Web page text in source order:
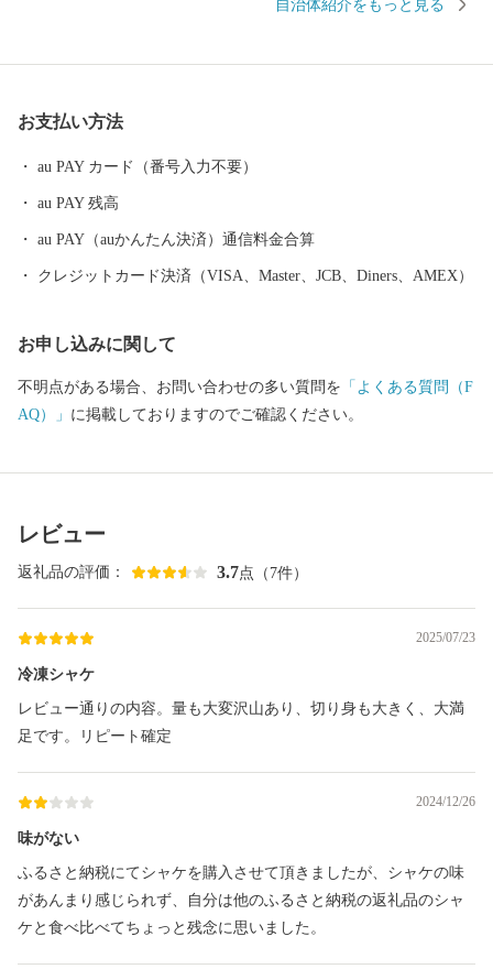
由来は、中世以来の村名「佐野」に旧国名和泉を冠したもので、
みさのし）が誕生し、昭和29年、南中通村、日根野村、長滝村、
し、世界と日本を結ぶ玄関都市として、21世紀にふさわしい国際
都市をめざしてまちづくりに取り組んでいます。
自治体紹介をもっと見る
お支払い方法
au PAY カード（番号入力不要）
au PAY 残高
au PAY（auかんたん決済）通信料金合算
クレジットカード決済（VISA、Master、JCB、Diners、AMEX）
お申し込みに関して
不明点がある場合、お問い合わせの多い質問を 「よくある質問（F
AQ）」 に掲載しておりますのでご確認ください。
レビュー
返礼品の評価： 3.7点（7件）
2025/07/23
冷凍シャケ
レビュー通りの内容。量も大変沢山あり、切り身も大きく、大満
足です。リピート確定
2024/12/26
味がない
ふるさと納税にてシャケを購入させて頂きましたが、シャケの味
があんまり感じられず、自分は他のふるさと納税の返礼品のシャ
ケと食べ比べてちょっと残念に思いました。